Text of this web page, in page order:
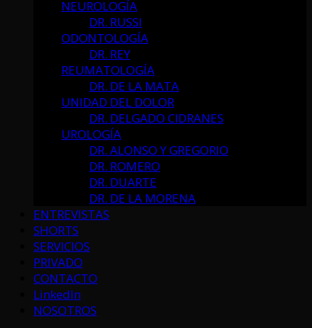
NEUROLOGÍA
DR. RUSSI
ODONTOLOGÍA
DR. REY
REUMATOLOGÍA
DR. DE LA MATA
UNIDAD DEL DOLOR
DR. DELGADO CIDRANES
UROLOGÍA
DR. ALONSO Y GREGORIO
DR. ROMERO
DR. DUARTE
DR. DE LA MORENA
ENTREVISTAS
SHORTS
SERVICIOS
PRIVADO
CONTACTO
LinkedIn
NOSOTROS